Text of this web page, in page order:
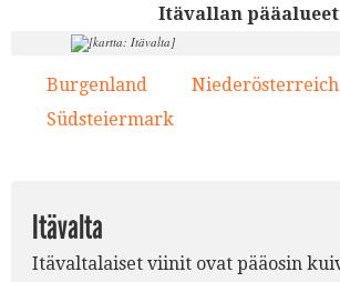
Itävallan pääalueet
Burgenland Niederösterreich
Südsteiermark
Itävalta
Itävaltalaiset viinit ovat pääosin